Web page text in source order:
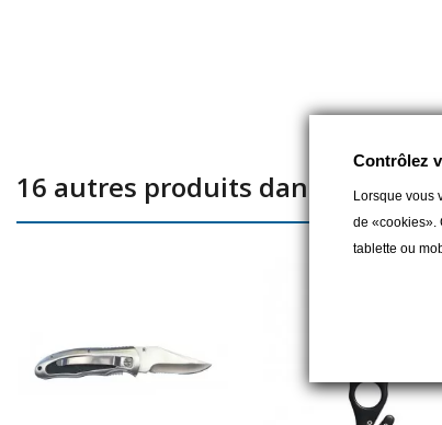
16 autres produits dans la
Contrôlez
Lorsque vous
de «cookies».
tablette ou